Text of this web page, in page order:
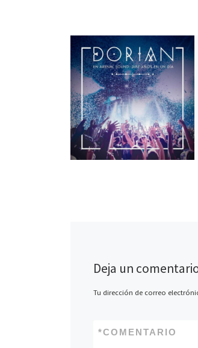
Deja un
Tu dirección de correo
COMENTARIO
*